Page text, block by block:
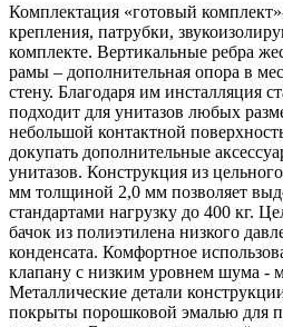
Комплектация «готовый
крепления, патрубки,
комплекте. Вертикальные ребра
рамы – дополнительная опора в
стену. Благодаря им инсталляция
подходит для унитазов любых
небольшой контактной
докупать дополнительные
унитазов. Конструкция из
мм толщиной 2,0 мм позволяет
стандартами нагрузку до 400 кг.
бачок из полиэтилена низкого
конденсата. Комфортное
клапану с низким уровнем шума -
Металлические детали
покрыты порошковой эмалью для